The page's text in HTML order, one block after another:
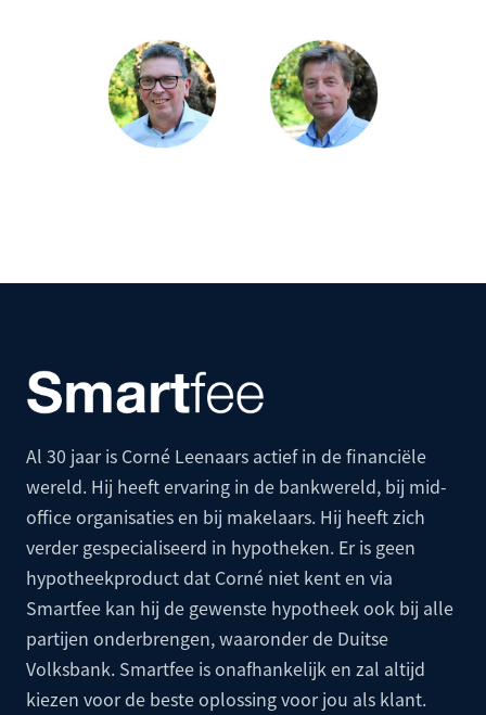
Al 30 jaar is Corné Leenaars actief in de financiële
wereld. Hij heeft ervaring in de bankwereld, bij mid-
office organisaties en bij makelaars. Hij heeft zich
verder gespecialiseerd in hypotheken. Er is geen
hypotheekproduct dat Corné niet kent en via
Smartfee kan hij de gewenste hypotheek ook bij alle
partijen onderbrengen, waaronder de Duitse
Volksbank. Smartfee is onafhankelijk en zal altijd
kiezen voor de beste oplossing voor jou als klant.